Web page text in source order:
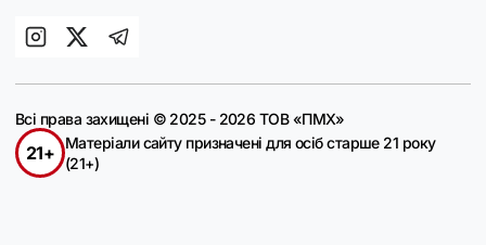
Всі права захищені © 2025 - 2026 ТОВ «ПМХ»
21+
Матеріали сайту призначені для осіб старше 21 року
(21+)